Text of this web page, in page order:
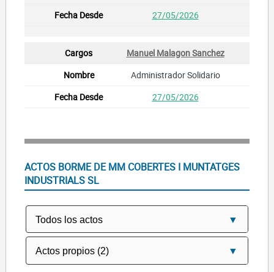
27/05/2026
Manuel Malagon Sanchez
Administrador Solidario
27/05/2026
ACTOS BORME DE MM COBERTES I MUNTATGES
INDUSTRIALS SL